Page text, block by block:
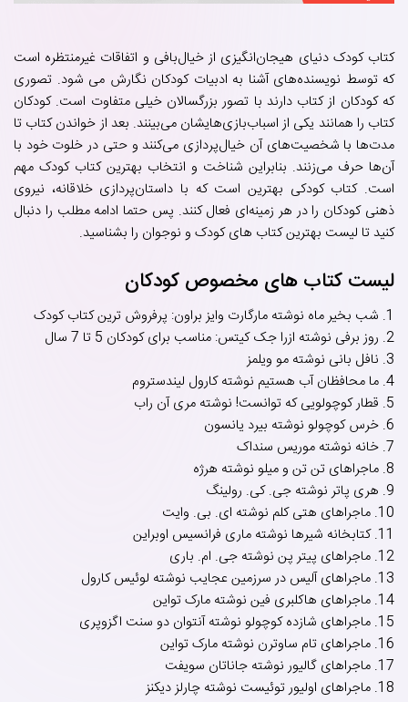
کتاب کودک دنیای هیجان‌انگیزی از خیال‌بافی و اتفاقات غیرمنتظره است
که توسط نویسنده‌های آشنا به ادبیات کودکان نگارش می شود. تصوری
که کودکان از کتاب دارند با تصور بزرگسالان خیلی متفاوت است. کودکان
کتاب را همانند یکی از اسباب‌بازی‌هایشان می‌بینند. بعد از خواندن کتاب تا
مدت‌ها با شخصیت‌های آن خیال‌پردازی می‌کنند و حتی در خلوت خود با
آن‌ها حرف می‌زنند. بنابراین شناخت و انتخاب بهترین کتاب کودک مهم
است. کتاب کودکی بهترین است که با داستان‌پردازی خلاقانه، نیروی
ذهنی کودکان را در هر زمینه‌ای فعال کنند. پس حتما ادامه مطلب را دنبال
کنید تا لیست بهترین کتاب های کودک و نوجوان را بشناسید.
لیست کتاب های مخصوص کودکان
1. شب بخیر ماه نوشته مارگارت وایز براون: پرفروش ترین کتاب کودک
2. روز برفی نوشته ازرا جک کیتس: مناسب برای کودکان 5 تا 7 سال
3. نافل بانی نوشته مو ویلمز
4. ما محافظان آب هستیم نوشته کارول لیندستروم
5. قطار کوچولویی که توانست! نوشته مری آن راب
6. خرس کوچولو نوشته بیرد یانسون
7. خانه نوشته موریس سنداک
8. ماجراهای تن تن و میلو نوشته هرژه
9. هری پاتر نوشته جی. کی. رولینگ
10. ماجراهای هتی کلم نوشته ای. بی. وایت
11. کتابخانه شیرها نوشته ماری فرانسیس اوبراین
12. ماجراهای پیتر پن نوشته جی. ام. باری
13. ماجراهای آلیس در سرزمین عجایب نوشته لوئیس کارول
14. ماجراهای هاکلبری فین نوشته مارک تواین
15. ماجراهای شازده کوچولو نوشته آنتوان دو سنت اگزوپری
16. ماجراهای تام ساوترن نوشته مارک تواین
17. ماجراهای گالیور نوشته جاناتان سویفت
18. ماجراهای اولیور توئیست نوشته چارلز دیکنز